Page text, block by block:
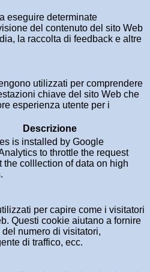
eseguire determinate
del contenuto del sito Web
la raccolta di feedback e altre
utilizzati per comprendere
chiave del sito Web che
esperienza utente per i
Descrizione
is installed by Google
to throttle the request
the colllection of data on high
per capire come i visitatori
Questi cookie aiutano a fornire
numero di visitatori,
di traffico, ecc.